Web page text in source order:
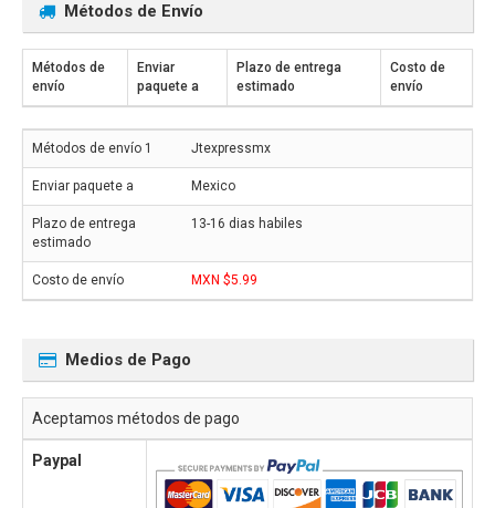
Métodos de Envío
Métodos de
envío
Enviar
paquete a
Plazo de entrega
estimado
Costo de
envío
Jtexpressmx
Mexico
13-16 dias habiles
MXN $5.99
Medios de Pago
Aceptamos métodos de pago
Paypal